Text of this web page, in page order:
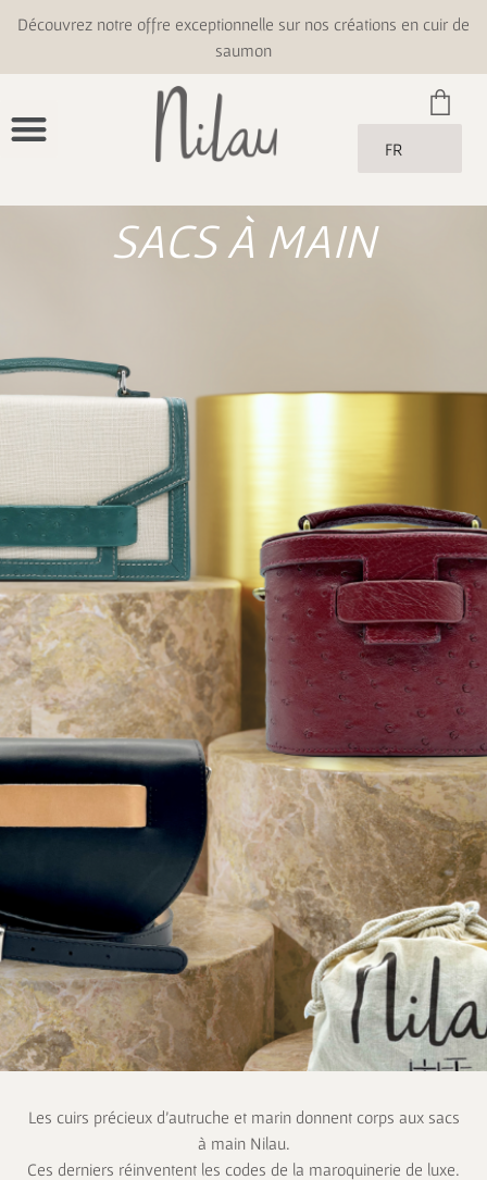
Découvrez notre offre exceptionnelle sur nos créations en cuir de
saumon
FR
SACS À MAIN
Les cuirs précieux d’autruche et marin donnent corps aux sacs
à main Nilau.
Ces derniers réinventent les codes de la maroquinerie de luxe.